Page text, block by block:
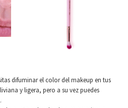
difuminar el color del makeup en tus
y ligera, pero a su vez puedes